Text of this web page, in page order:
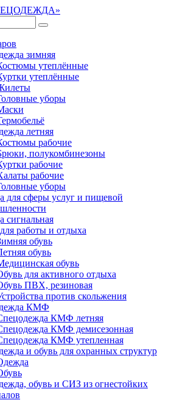
зимняя
утеплённые
утеплённые
уборы
летняя
рабочие
полукомбинезоны
рабочие
рабочие
уборы
для сферы услуг и пищевой
сигнальная
работы и отдыха
обувь
обувь
обувь
для активного отдыха
ПВХ, резиновая
против скольжения
КМФ
КМФ летняя
КМФ демисезонная
КМФ утепленная
и обувь для охранных структур
обувь и СИЗ из огнестойких